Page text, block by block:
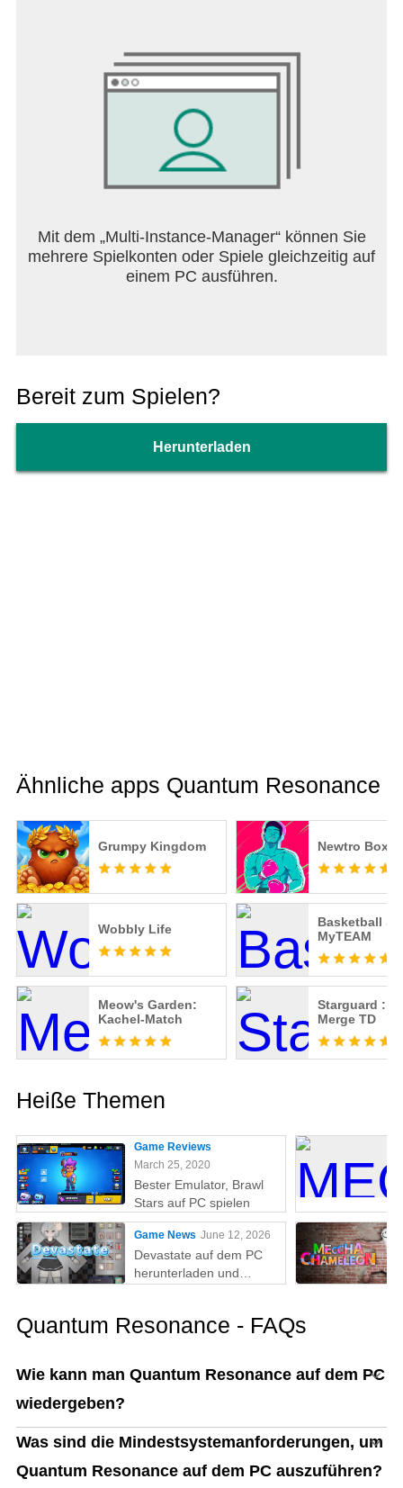
Mit dem „Multi-Instance-Manager“ können Sie
mehrere Spielkonten oder Spiele gleichzeitig auf
einem PC ausführen.
Bereit zum Spielen?
Herunterladen
Ähnliche apps Quantum Resonance
Grumpy Kingdom Newtro
Wobbly Life
Basketball
MyTEAM
Meow's Garden:
Kachel-Match
Starguard :
Merge TD
Heiße Themen
Game Reviews
March 25, 2020
Bester Emulator, Brawl
Stars auf PC spielen
Game News June 12, 2026
Devastate auf dem PC
herunterladen und
Play
Quantum Resonance - FAQs
Wie kann man Quantum Resonance auf dem PC
wiedergeben?
Was sind die Mindestsystemanforderungen, um
Quantum Resonance auf dem PC auszuführen?